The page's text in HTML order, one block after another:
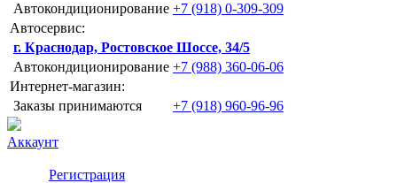
Автокондиционирование +7 (918) 0-309-309
Автосервис:
г. Краснодар, Ростовское Шоссе, 34/5
Автокондиционирование +7 (988) 360-06-06
Интернет-магазин:
Заказы принимаются
+7 (918) 960-96-96
Аккаунт
Регистрация